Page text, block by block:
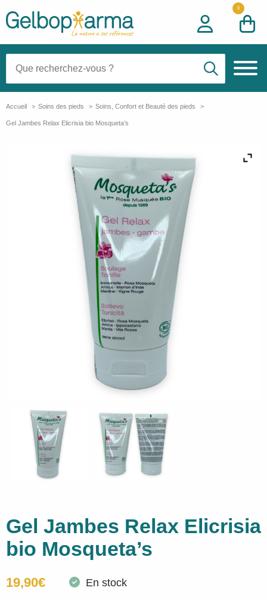
0
Accueil Soins des pieds Soins, Confort et Beauté des pieds
Gel Jambes Relax Elicrisia bio Mosqueta’s
Gel Jambes Relax Elicrisia
bio Mosqueta’s
19,90€ En stock